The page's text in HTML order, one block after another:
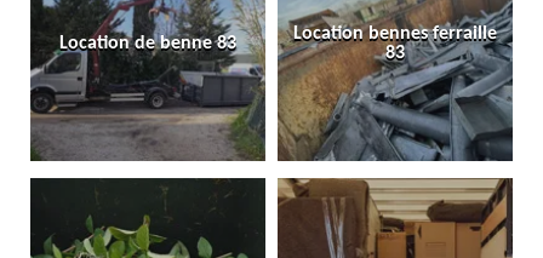
Location de benne 83
Location bennes ferraille
83